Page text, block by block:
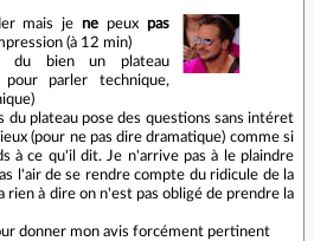
mais je ne peux pas
(à 12 min)
du bien un plateau
parler technique,
du plateau pose des questions sans intéret
(pour ne pas dire dramatique) comme si
à ce qu'il dit. Je n'arrive pas à le plaindre
l'air de se rendre compte du ridicule de la
rien à dire on n'est pas obligé de prendre la
donner mon avis forcément pertinent